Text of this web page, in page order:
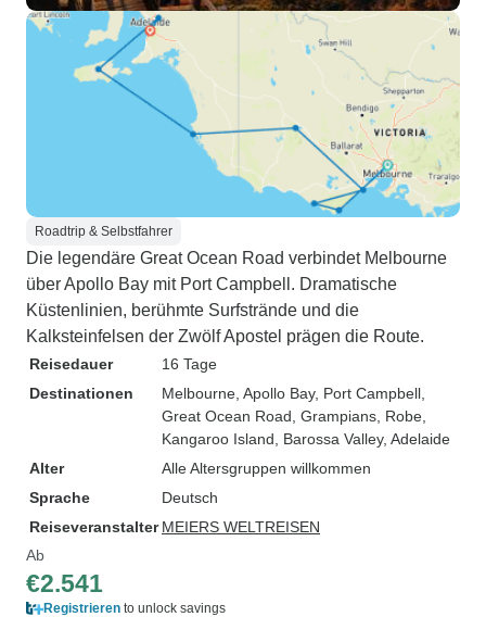
Roadtrip & Selbstfahrer
Die legendäre Great Ocean Road verbindet Melbourne
über Apollo Bay mit Port Campbell. Dramatische
Küstenlinien, berühmte Surfstrände und die
Kalksteinfelsen der Zwölf Apostel prägen die Route.
Reisedauer
16 Tage
Destinationen
Melbourne , Apollo Bay, Port Campbell
Great Ocean Road , Grampians , Robe
Kangaroo Island , Barossa Valley, Adelaide
Alter
Alle Altersgruppen willkommen
Sprache
Deutsch
Reiseveranstalter MEIERS WELTREISEN
Ab
€2.541
Registrieren to unlock savings